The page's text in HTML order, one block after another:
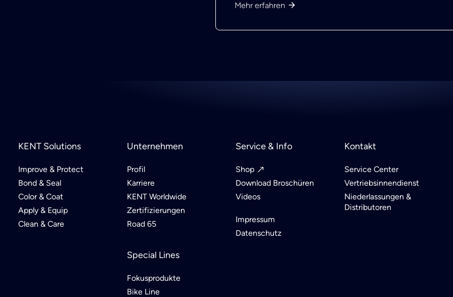
Mehr erfahren
KENT Solutions
Improve & Protect
Bond & Seal
Color & Coat
Apply & Equip
Clean & Care
Unternehmen
Profil
Karriere
KENT Worldwide
Zertifizierungen
Road 65
Special Lines
Fokusprodukte
Bike Line
Service & Info
Shop
Download Broschüren
Videos
Impressum
Datenschutz
Kontakt
Service Center
Vertriebsinnendienst
Niederlassungen &
Distributoren